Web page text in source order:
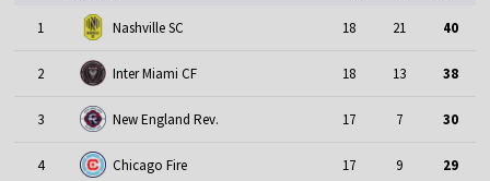
1 Nashville SC 18 21 40
2 Inter Miami CF 18 13 38
3 New England Rev. 17 7 30
4 Chicago Fire 17 9 29